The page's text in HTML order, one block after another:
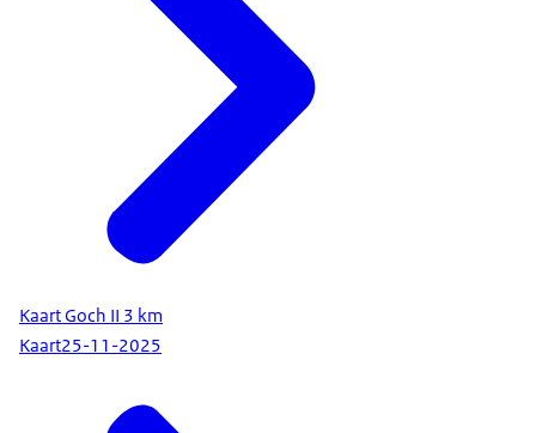
Kaart Goch II 3 km
Kaart25-11-2025